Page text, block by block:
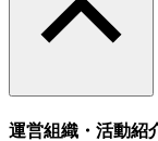
運営組織・活動紹